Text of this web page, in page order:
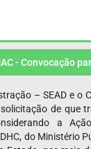
– SEAD e
de que
a
do Ministério
- Convocação